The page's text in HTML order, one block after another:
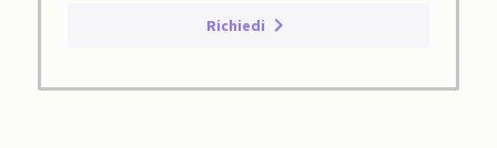
Richiedi